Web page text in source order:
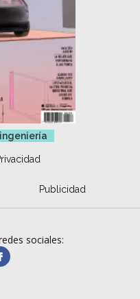
Publicidad
sociales: